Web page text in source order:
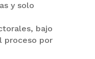
y solo
bajo
proceso por